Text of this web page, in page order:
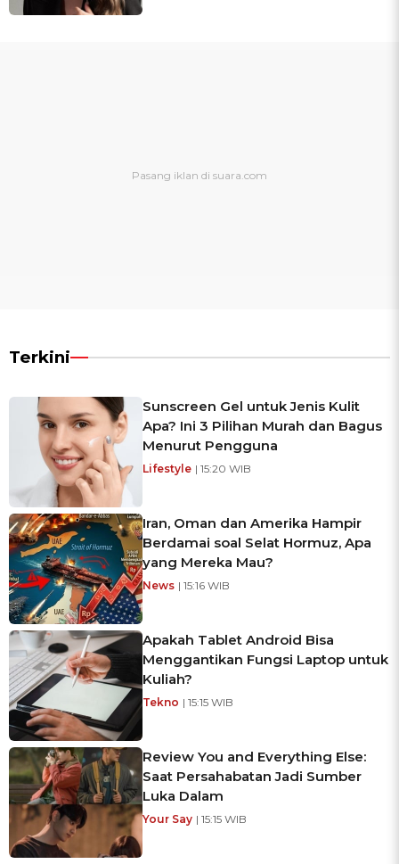
Terkini
Sunscreen Gel untuk Jenis Kulit
Apa? Ini 3 Pilihan Murah dan Bagus
Menurut Pengguna
Lifestyle | 15:20 WIB
Iran, Oman dan Amerika Hampir
Berdamai soal Selat Hormuz, Apa
yang Mereka Mau?
News | 15:16 WIB
Apakah Tablet Android Bisa
Menggantikan Fungsi Laptop untuk
Kuliah?
Tekno | 15:15 WIB
Review You and Everything Else:
Saat Persahabatan Jadi Sumber
Luka Dalam
Your Say | 15:15 WIB